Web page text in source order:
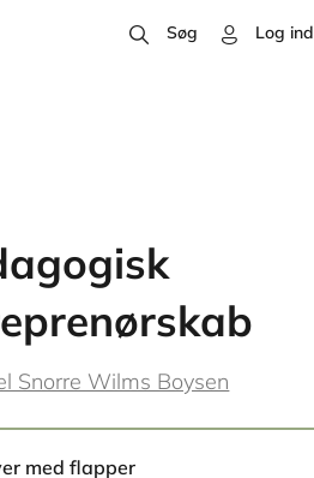
Søg Log ind
Snorre Wilms Boysen
med flapper